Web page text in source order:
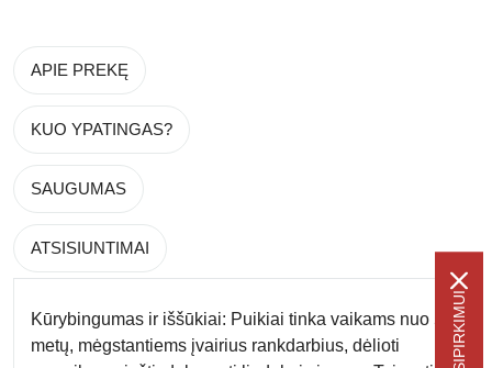
APIE PREKĘ
KUO YPATINGAS?
SAUGUMAS
ATSISIUNTIMAI
Kūrybingumas ir iššūkiai: Puikiai tinka vaikams nuo 5
metų, mėgstantiems įvairius rankdarbius, dėlioti